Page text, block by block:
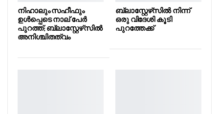
നിഹാലും സഹീഫും
ഉൾപ്പെടെ നാല് പേർ
പുറത്ത്; ബ്ലാസ്റ്റേഴ്‌സിൽ
അനിശ്ചിതത്വം
ബ്ലാസ്റ്റേഴ്‌സിൽ നിന്ന്
ഒരു വിദേശി കൂടി
പുറത്തേക്ക്